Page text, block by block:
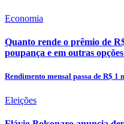
Economia
Quanto rende o prêmio de
poupança e em outras
Rendimento mensal passa de R$
Eleições